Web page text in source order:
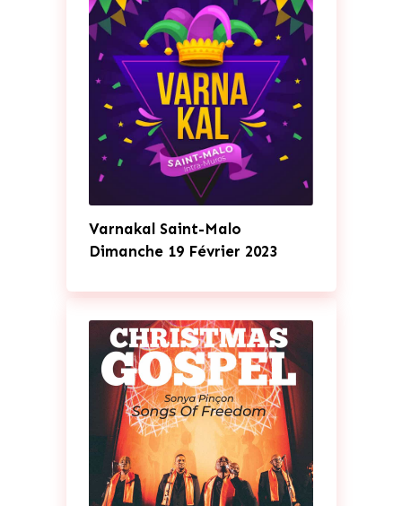
Varnakal Saint-Malo
Dimanche 19 Février 2023